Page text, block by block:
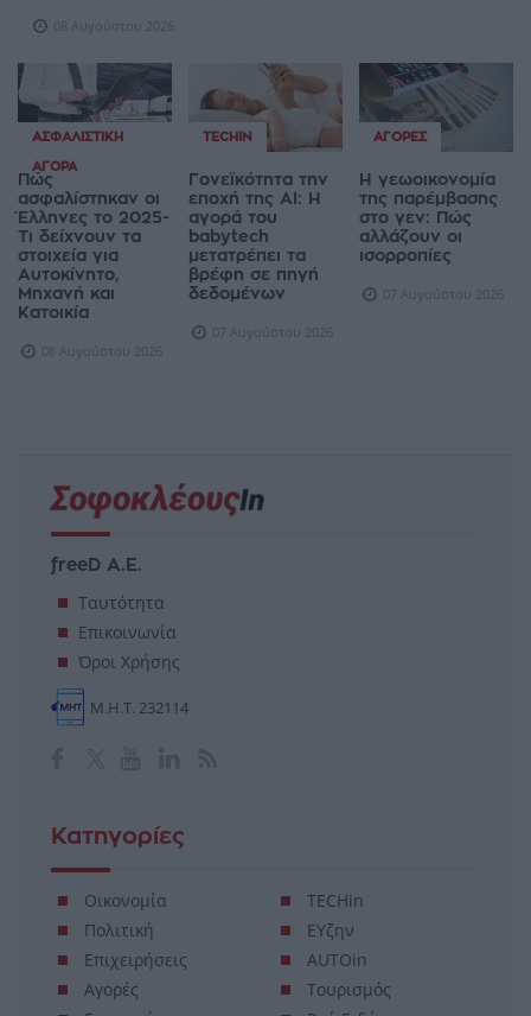
08 Αυγούστου 2026
ΑΣΦΑΛΙΣΤΙΚΉ
ΑΓΟΡΆ
Πώς
ασφαλίστηκαν οι
Έλληνες το 2025-
Τι δείχνουν τα
στοιχεία για
Αυτοκίνητο,
Μηχανή και
Κατοικία
08 Αυγούστου 2026
TECHIN
Γονεϊκότητα την
εποχή της AI: Η
αγορά του
babytech
μετατρέπει τα
βρέφη σε πηγή
δεδομένων
07 Αυγούστου 2026
ΑΓΟΡΈΣ
Η γεωοικονομία
της παρέμβασης
στο γεν: Πώς
αλλάζουν οι
ισορροπίες
07 Αυγούστου 2026